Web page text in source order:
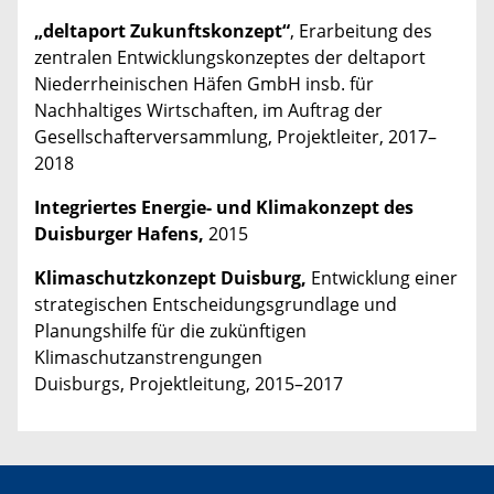
„deltaport Zukunftskonzept“, Erarbeitung des
zentralen Entwicklungskonzeptes der deltaport
Niederrheinischen Häfen GmbH insb. für
Nachhaltiges Wirtschaften, im Auftrag der
Gesellschafterversammlung, Projektleiter, 2017–
2018
Integriertes Energie- und Klimakonzept des
Duisburger Hafens, 2015
Klimaschutzkonzept Duisburg, Entwicklung einer
strategischen Entscheidungsgrundlage und
Planungshilfe für die zukünftigen
Klimaschutzanstrengungen
Duisburgs, Projektleitung, 2015–2017